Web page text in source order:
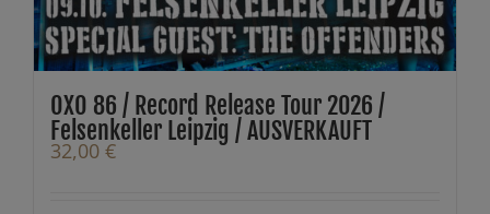
OXO 86 / Record Release Tour 2026 /
Felsenkeller Leipzig / AUSVERKAUFT
32,00 €